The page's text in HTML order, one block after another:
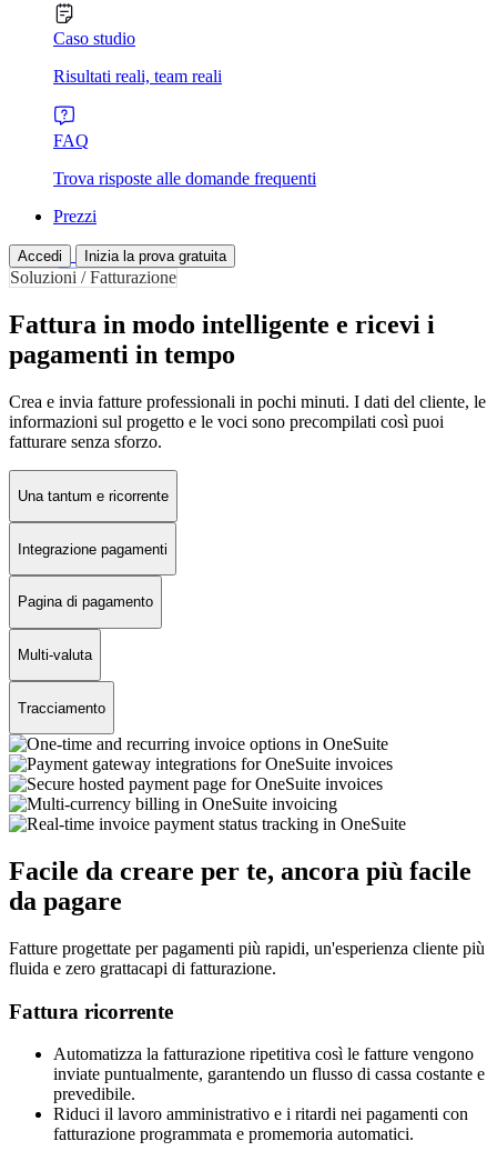
Caso studio
Risultati reali, team reali
FAQ
Trova risposte alle domande frequenti
Prezzi
Accedi Inizia la prova gratuita
Soluzioni / Fatturazione
Fattura in modo intelligente e ricevi i
pagamenti in tempo
Crea e invia fatture professionali in pochi minuti. I dati del cliente, le
informazioni sul progetto e le voci sono precompilati così puoi
fatturare senza sforzo.
Una tantum e ricorrente
Integrazione pagamenti
Pagina di pagamento
Multi-valuta
Tracciamento
Facile da creare per te, ancora più facile
da pagare
Fatture progettate per pagamenti più rapidi, un'esperienza cliente più
fluida e zero grattacapi di fatturazione.
Fattura ricorrente
Automatizza la fatturazione ripetitiva così le fatture vengono
inviate puntualmente, garantendo un flusso di cassa costante e
prevedibile.
Riduci il lavoro amministrativo e i ritardi nei pagamenti con
fatturazione programmata e promemoria automatici.